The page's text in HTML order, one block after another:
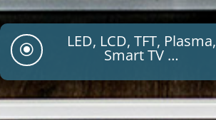
\ LED, LCD, TFT, Plasma,
Smart TV …